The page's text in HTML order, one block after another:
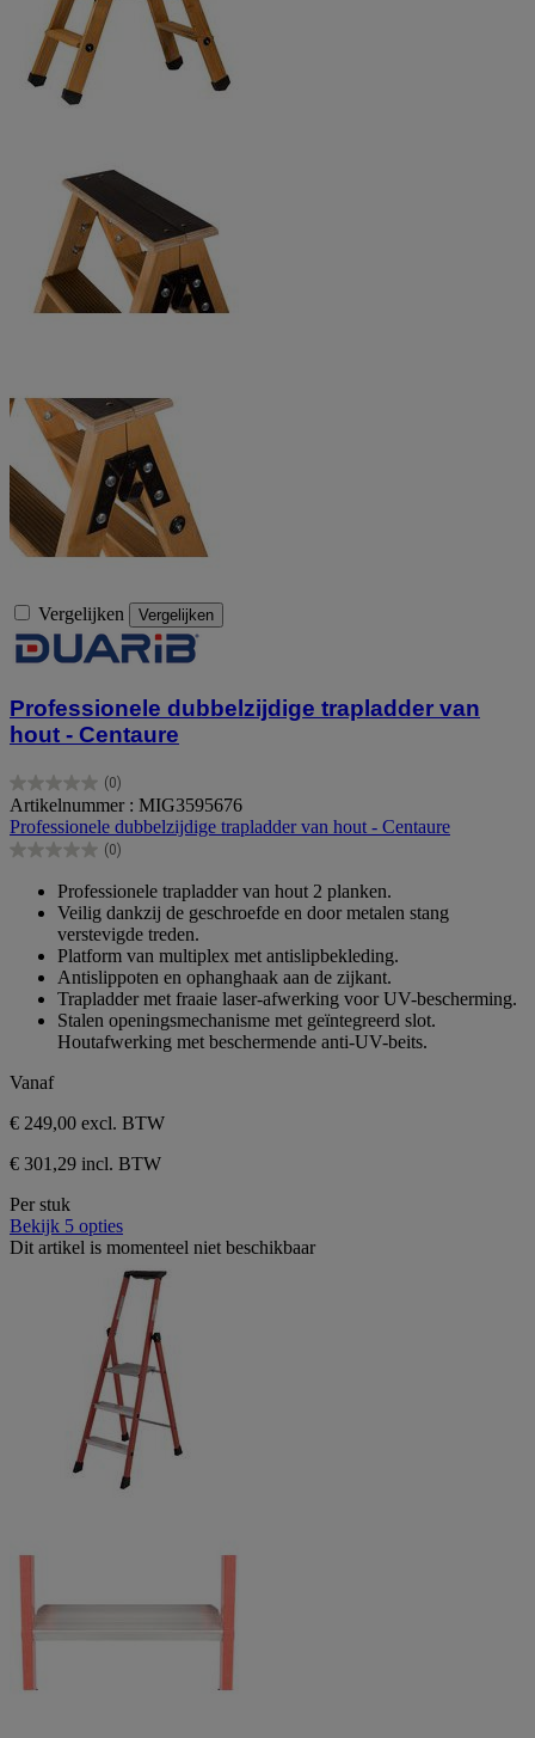
Vergelijken Vergelijken
Professionele dubbelzijdige trapladder van
hout - Centaure
(0)
0.0
van
de
5
Artikelnummer : MIG3595676
Professionele dubbelzijdige trapladder van hout - Centaure
(0)
0.0
sterren.
Professionele trapladder van hout 2 planken.
Veilig dankzij de geschroefde en door metalen stang
verstevigde treden.
Platform van multiplex met antislipbekleding.
Antislippoten en ophanghaak aan de zijkant.
Trapladder met fraaie laser-afwerking voor UV-bescherming.
Stalen openingsmechanisme met geïntegreerd slot.
Houtafwerking met beschermende anti-UV-beits.
Vanaf
€ 249,00 excl. BTW
€ 301,29 incl. BTW
Per stuk
Bekijk 5 opties
Dit artikel is momenteel niet beschikbaar